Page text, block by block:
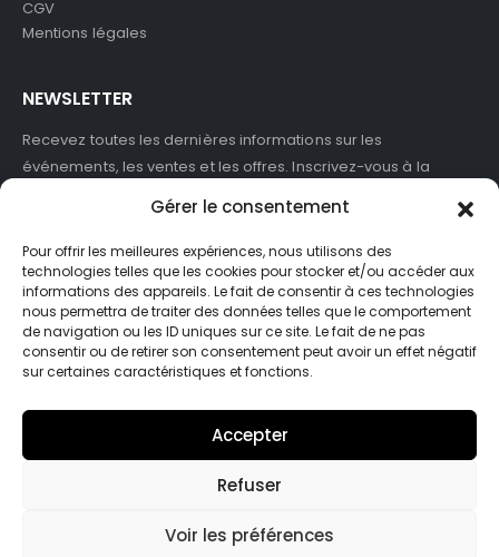
Gérer le consentement
Pour offrir les meilleures expériences, nous utilisons des
technologies telles que les cookies pour stocker et/ou accéder aux
informations des appareils. Le fait de consentir à ces technologies
nous permettra de traiter des données telles que le comportement
de navigation ou les ID uniques sur ce site. Le fait de ne pas
consentir ou de retirer son consentement peut avoir un effet négatif
sur certaines caractéristiques et fonctions.
Accepter
Refuser
Voir les préférences
CGV
Mentions légales
NEWSLETTER
Recevez toutes les dernières informations sur les
événements, les ventes et les offres. Inscrivez-vous à la
J'accepte de recevoir des newsletters et des informations
marketing de ASB France.